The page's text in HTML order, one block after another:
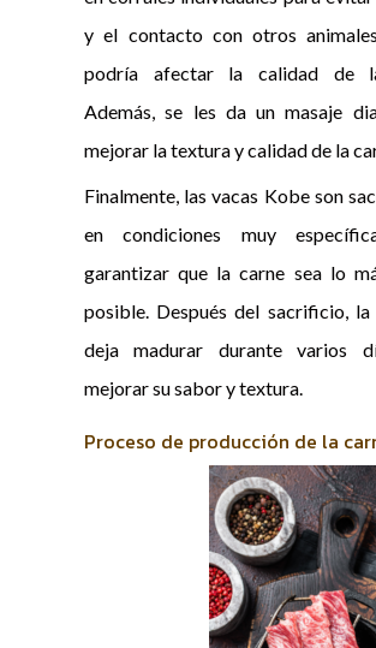
y el contacto con otros
podría afectar la calidad de
Además, se les da un masaje
mejorar la textura y calidad de la
Finalmente, las vacas Kobe son
en condiciones muy
garantizar que la carne sea lo
posible. Después del sacrificio, la
deja madurar durante varios
mejorar su sabor y textura.
Proceso de producción de la